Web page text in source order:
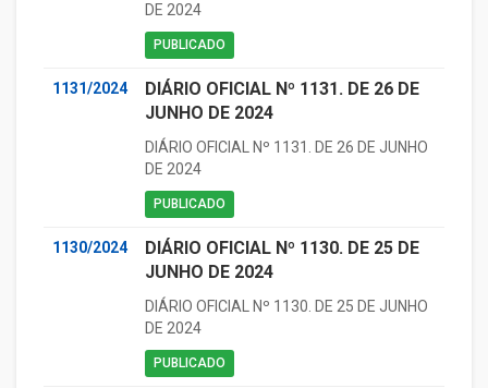
DE 2024
PUBLICADO
1131/2024
DIÁRIO OFICIAL Nº 1131. DE 26 DE
JUNHO DE 2024
DIÁRIO OFICIAL Nº 1131. DE 26 DE JUNHO
DE 2024
PUBLICADO
1130/2024
DIÁRIO OFICIAL Nº 1130. DE 25 DE
JUNHO DE 2024
DIÁRIO OFICIAL Nº 1130. DE 25 DE JUNHO
DE 2024
PUBLICADO